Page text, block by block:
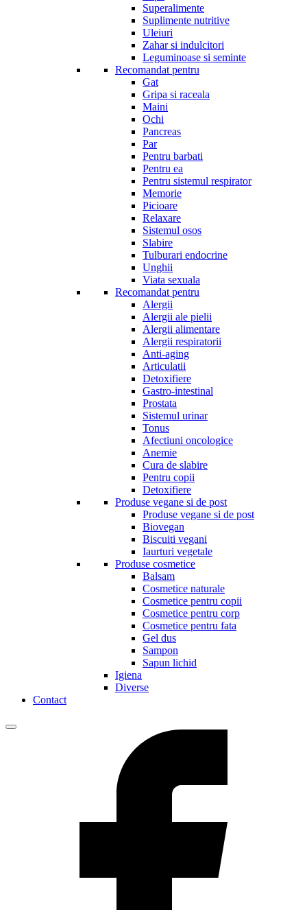
Superalimente
Suplimente nutritive
Uleiuri
Zahar si indulcitori
Leguminoase si seminte
Recomandat pentru
Gat
Gripa si raceala
Maini
Ochi
Pancreas
Par
Pentru barbati
Pentru ea
Pentru sistemul respirator
Memorie
Picioare
Relaxare
Sistemul osos
Slabire
Tulburari endocrine
Unghii
Viata sexuala
Recomandat pentru
Alergii
Alergii ale pielii
Alergii alimentare
Alergii respiratorii
Anti-aging
Articulatii
Detoxifiere
Gastro-intestinal
Prostata
Sistemul urinar
Tonus
Afectiuni oncologice
Anemie
Cura de slabire
Pentru copii
Detoxifiere
Produse vegane si de post
Produse vegane si de post
Biovegan
Biscuiti vegani
Iaurturi vegetale
Produse cosmetice
Balsam
Cosmetice naturale
Cosmetice pentru copii
Cosmetice pentru corp
Cosmetice pentru fata
Gel dus
Sampon
Sapun lichid
Igiena
Diverse
Contact